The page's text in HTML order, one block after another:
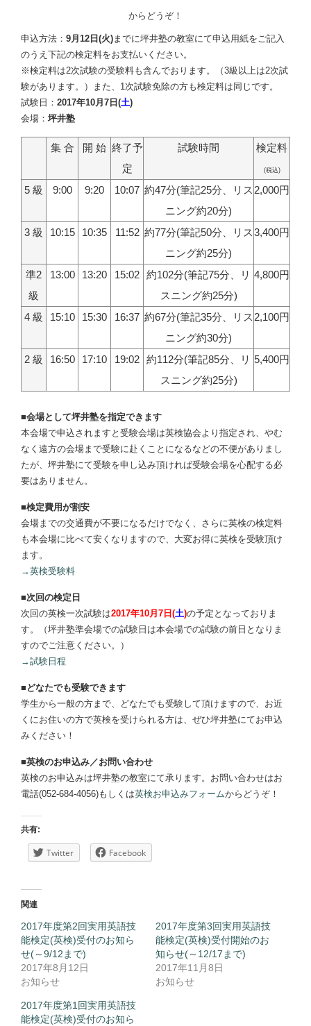
からどうぞ！
申込方法： 9月12日(火)までに坪井塾の教室にて申込用紙をご記入
のうえ下記の検定料をお支払いください。
※検定料は2次試験の受験料も含んでおります。（3級以上は2次試
験があります。）また、1次試験免除の方も検定料は同じです。
試験日： 2017年10月7日(土)
会場： 坪井塾
集 合 開 始 終了予
定
試験時間 検定料
(税込)
5 級 9:00 9:20 10:07 約47分(筆記25分、リス
ニング約20分)
2,000円
3 級 10:15 10:35 11:52 約77分(筆記50分、リス
ニング約25分)
3,400円
準2
級
13:00 13:20 15:02 約102分(筆記75分、リ
スニング約25分)
4,800円
4 級 15:10 15:30 16:37 約67分(筆記35分、リス
ニング約30分)
2,100円
2 級 16:50 17:10 19:02 約112分(筆記85分、リ
スニング約25分)
5,400円
■会場として坪井塾を指定できます
本会場で申込されますと受験会場は英検協会より指定され、やむ
なく遠方の会場まで受験に赴くことになるなどの不便がありまし
たが、坪井塾にて受験を申し込み頂ければ受験会場を心配する必
要はありません。
■検定費用が割安
会場までの交通費が不要になるだけでなく、さらに英検の検定料
も本会場に比べて安くなりますので、大変お得に英検を受験頂け
ます。
→英検受験料
■次回の検定日
次回の英検一次試験は2017年10月7日(土)の予定となっておりま
す。（坪井塾準会場での試験日は本会場での試験の前日となりま
すのでご注意ください。）
→試験日程
■どなたでも受験できます
学生から一般の方まで、どなたでも受験して頂けますので、お近
くにお住いの方で英検を受けられる方は、ぜひ坪井塾にてお申込
みください！
■英検のお申込み／お問い合わせ
英検のお申込みは坪井塾の教室にて承ります。お問い合わせはお
電話(052-684-4056)もしくは英検お申込みフォームからどうぞ！
共有:
Twitter Facebook
関連
2017年度第2回実用英語技
能検定(英検)受付のお知ら
せ(～9/12まで)
2017年8月12日
お知らせ
2017年度第3回実用英語技
能検定(英検)受付開始のお
知らせ(～12/17まで)
2017年11月8日
お知らせ
2017年度第1回実用英語技
能検定(英検)受付のお知ら